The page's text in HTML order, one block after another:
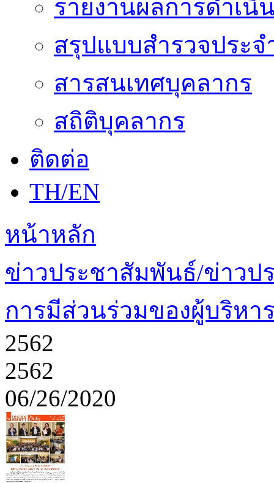
รายงานผลการดำเนิ
สรุปแบบสำรวจประจ
สารสนเทศบุคลากร
สถิติบุคลากร
ติดต่อ
TH/EN
หน้าหลัก
ข่าวประชาสัมพันธ์/ข่าวป
การมีส่วนร่วมของผู้บริหา
2562
2562
06/26/2020